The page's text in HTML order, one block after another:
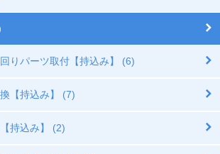
りパーツ取付【持込み】 (6)
【持込み】 (7)
持込み】 (2)